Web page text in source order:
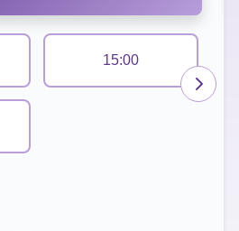
15:00